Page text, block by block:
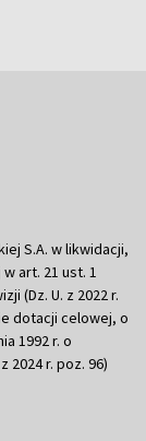
S.A. w likwidacji,
art. 21 ust. 1
(Dz. U. z 2022 r.
dotacji celowej, o
1992 r. o
2024 r. poz. 96)